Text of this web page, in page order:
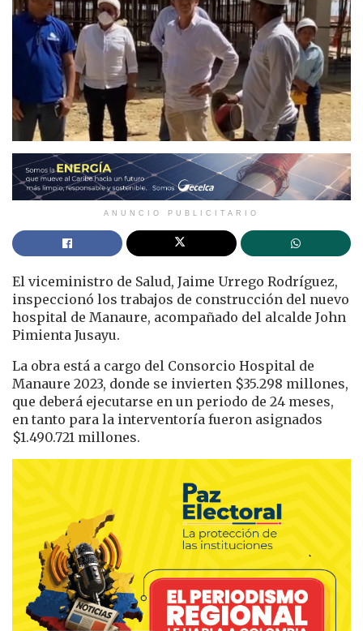
ANUNCIO PUBLICITARIO
El viceministro de Salud, Jaime Urrego Rodríguez,
inspeccionó los trabajos de construcción del nuevo
hospital de Manaure, acompañado del alcalde John
Pimienta Jusayu.
La obra está a cargo del Consorcio Hospital de
Manaure 2023, donde se invierten $35.298 millones,
que deberá ejecutarse en un periodo de 24 meses,
en tanto para la interventoría fueron asignados
$1.490.721 millones.